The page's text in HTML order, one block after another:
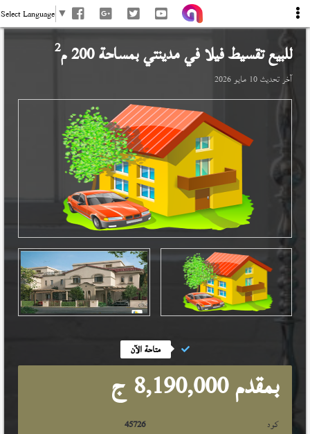
Select Language ▼
للبيع تقسيط فيلا فيمدينتيبمساحة 200 م 2
آخر تحديث10 مايو 2026
متاحة الآن
بمقدم 8,190,000 ج
كود
45726